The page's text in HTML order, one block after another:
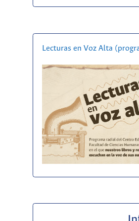
Lecturas en Voz Alta